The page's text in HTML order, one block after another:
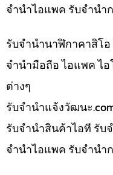
จำนำไอแพค รับจำนำ
รับจำนำนาฬิกาคาสิโ
จำนำมือถือ ไอแพค ไ
ต่างๆ
รับจํานําแจ้งวัฒนะ
รับจำนำสินค้าไอที รับ
จำนำไอแพค รับจำนำ